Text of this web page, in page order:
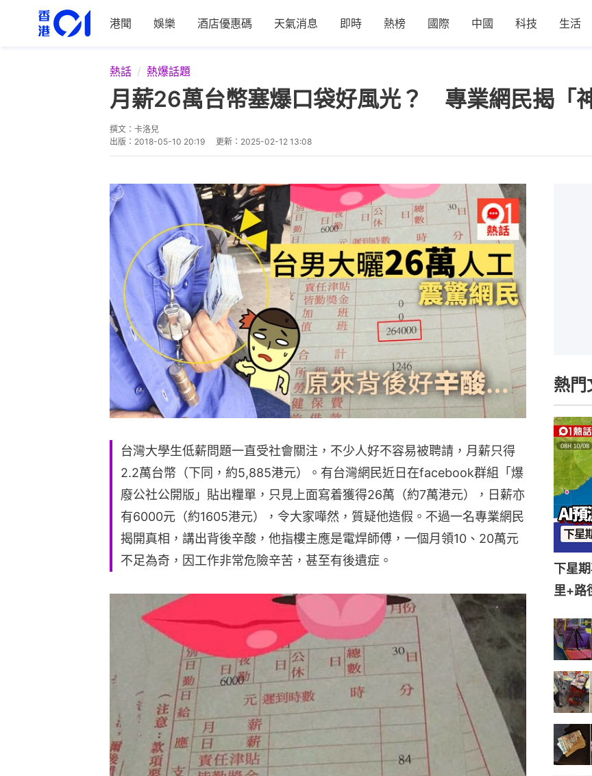
港聞 娛樂 酒店優惠碼 天氣消息 即時 熱榜 國際 中國 科技 生活
熱話 熱爆話題
月薪26萬台幣塞爆口袋好風光？ 專業網民揭「
撰文： 卡洛兒
出版： 2018-05-10 20:19 更新： 2025-02-12 13:08
台灣大學生低薪問題一直受社會關注，不少人好不容易被聘請，月薪只得
2.2萬台幣（下同，約5,885港元）。有台灣網民近日在facebook群組「爆
廢公社公開版」貼出糧單，只見上面寫着獲得26萬（約7萬港元），日薪亦
有6000元（約1605港元），令大家嘩然，質疑他造假。不過一名專業網民
揭開真相，講出背後辛酸，他指樓主應是電焊師傅，一個月領10、20萬元
不足為奇，因工作非常危險辛苦，甚至有後遺症。
熱門
下星
里+路